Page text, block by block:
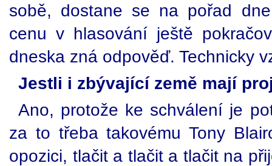
sobě, dostane se na pořad
cenu v hlasování ještě
dneska zná odpověď. Technicky
Jestli i zbývající země mají
Ano, protože ke schválení je
za to třeba takovému Tony
opozici, tlačit a tlačit a tlačit na